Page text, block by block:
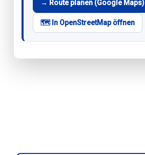
→ Route planen (Google Maps)
🗺️ In OpenStreetMap öffnen